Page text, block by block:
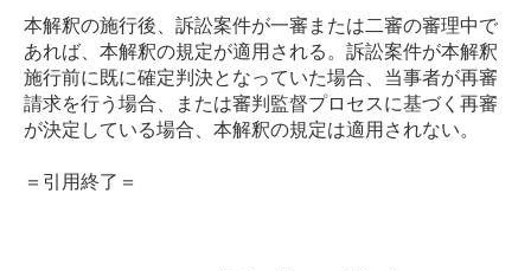
本解釈の施行後、訴訟案件が一審または二審の審理中で
あれば、本解釈の規定が適用される。訴訟案件が本解釈
施行前に既に確定判決となっていた場合、当事者が再審
請求を行う場合、または審判監督プロセスに基づく再審
が決定している場合、本解釈の規定は適用されない。
＝引用終了＝